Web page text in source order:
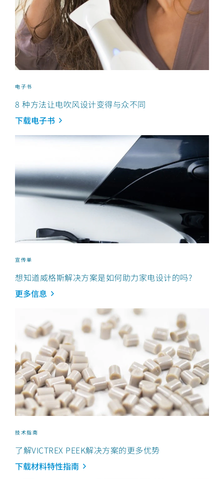
电子书
8 种方法让电吹风设计变得与众不同
下载电子书
宣传单
想知道威格斯解决方案是如何助力家电设计的吗?
更多信息
技术指南
了解VICTREX PEEK解决方案的更多优势
下载材料特性指南